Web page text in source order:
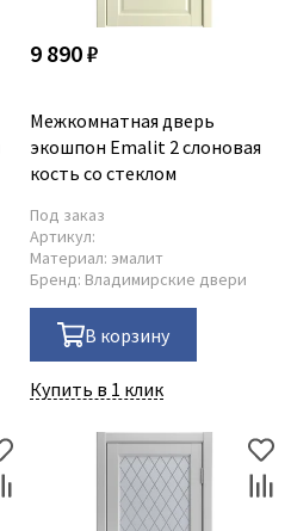
9 890 ₽
Межкомнатная дверь
экошпон Emalit 2 слоновая
кость со стеклом
Под заказ
Артикул:
Материал: эмалит
Бренд: Владимирские двери
В корзину
Купить в 1 клик